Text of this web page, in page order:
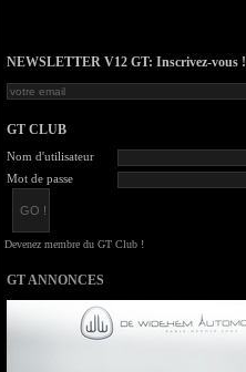
NEWSLETTER V12 GT: Inscrivez-vous !
GT CLUB
Nom d'utilisateur
Mot de passe
GT ANNONCES